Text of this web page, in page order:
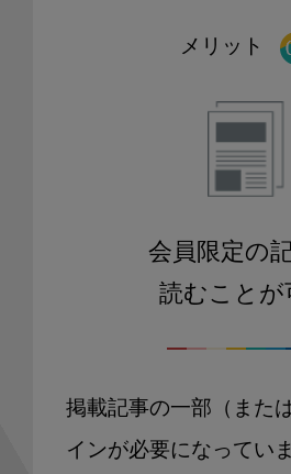
メリット
会員限定の
読むことが
掲載記事の一部（また
インが必要になってい